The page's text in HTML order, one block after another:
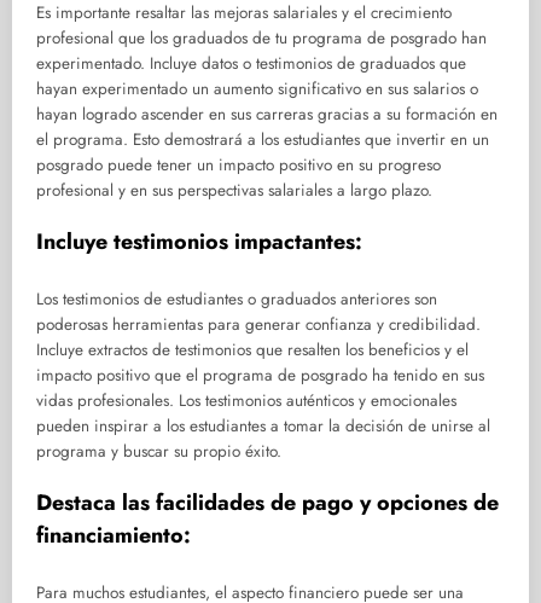
Es importante resaltar las mejoras salariales y el crecimiento
profesional que los graduados de tu programa de posgrado han
experimentado. Incluye datos o testimonios de graduados que
hayan experimentado un aumento significativo en sus salarios o
hayan logrado ascender en sus carreras gracias a su formación en
el programa. Esto demostrará a los estudiantes que invertir en un
posgrado puede tener un impacto positivo en su progreso
profesional y en sus perspectivas salariales a largo plazo.
Incluye testimonios impactantes:
Los testimonios de estudiantes o graduados anteriores son
poderosas herramientas para generar confianza y credibilidad.
Incluye extractos de testimonios que resalten los beneficios y el
impacto positivo que el programa de posgrado ha tenido en sus
vidas profesionales. Los testimonios auténticos y emocionales
pueden inspirar a los estudiantes a tomar la decisión de unirse al
programa y buscar su propio éxito.
Destaca las facilidades de pago y opciones de
financiamiento:
Para muchos estudiantes, el aspecto financiero puede ser una